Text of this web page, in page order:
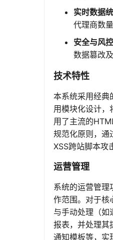
实时数据
代理商数
安全与风
数据篡改
技术特性
本系统采用经典
用模块化设计，
用了主流的
规范化原则，通
XSS跨站脚本攻
运营管理
系统的运营管理
作范围。对于核
与手动处理（如
报表，并处理其
通知模板等，实